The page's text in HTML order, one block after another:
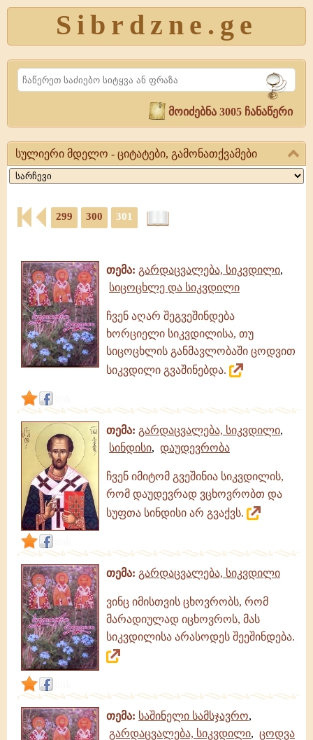
Sibrdzne.ge
Search
მოიძებნა 3005 ჩანაწერი
სულიერი მდელო - ციტატები, გამონათქვამები
სულიერი
ციტატები,
მდელო,
წიგნი,
ციტატები,
ამონარიდები
გამონათქვამები
299 300 301
თემა: გარდაცვალება, სიკვდილი,
სიცოცხლე და სიკვდილი
ჩვენ აღარ შეგვეშინდება
ხორციელი სიკვდილისა, თუ
სიცოცხლის განმავლობაში ცოდვით
სიკვდილი გვაშინებდა.
თემა: გარდაცვალება, სიკვდილი,
სინდისი, დაუდევრობა
ჩვენ იმიტომ გვეშინია სიკვდილის,
რომ დაუდევრად ვცხოვრობთ და
სუფთა სინდისი არ გვაქვს.
თემა: გარდაცვალება, სიკვდილი
ვინც იმისთვის ცხოვრობს, რომ
მარადიულად იცხოვროს, მას
სიკვდილისა არასოდეს შეეშინდება.
თემა: საშინელი სამსჯავრო,
გარდაცვალება, სიკვდილი, ცოდვა